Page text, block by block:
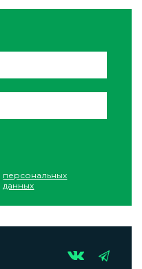
персональных
данных